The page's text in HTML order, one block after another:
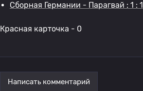
Сборная Германии - Парагвай : 1 : 1
Красная карточка - 0
Написать комментарий